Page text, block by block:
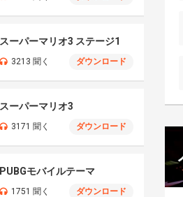
スーパーマリオ3 ステージ1
3213 聞く ダウンロード
スーパーマリオ3
3171 聞く ダウンロード
PUBGモバイルテーマ
1751 聞く ダウンロード